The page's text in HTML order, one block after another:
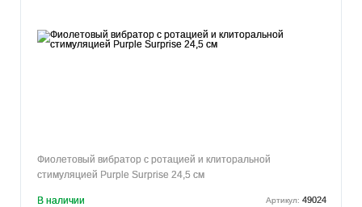
Фиолетовый вибратор с ротацией и клиторальной
стимуляцией Purple Surprise 24,5 см
В наличии Артикул: 49024